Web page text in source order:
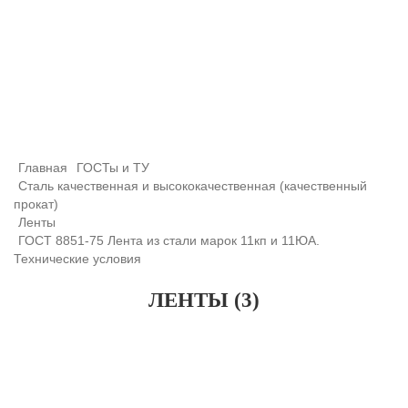
Главная
ГОСТы и ТУ
Сталь качественная и высококачественная (качественный
прокат)
Ленты
ГОСТ 8851-75 Лента из стали марок 11кп и 11ЮА.
Технические условия
ЛЕНТЫ (3)